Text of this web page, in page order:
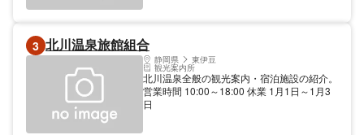
3 北川温泉旅館組合
静岡県 東伊豆
観光案内所
北川温泉全般の観光案内・宿泊施設の紹介。
営業時間 10:00～18:00 休業 1月1日～1月3
日